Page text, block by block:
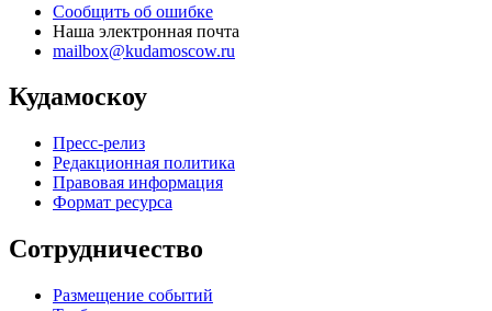
Сообщить об ошибке
Наша электронная почта
mailbox@kudamoscow.ru
Кудамоскоу
Пресс-релиз
Редакционная политика
Правовая информация
Формат ресурса
Сотрудничество
Размещение событий